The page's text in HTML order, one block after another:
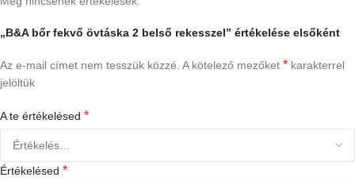
„B&A bőr fekvő övtáska 2 belső rekesszel” értékelése elsőként
Az e-mail címet nem tesszük közzé. A kötelező mezőket * karakterrel
jelöltük
A te értékelésed *
Értékelésed *